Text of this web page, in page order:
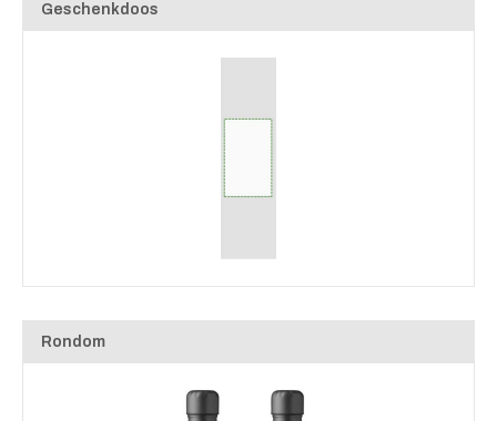
Geschenkdoos
Rondom